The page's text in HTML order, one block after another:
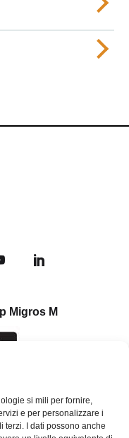
si mili per fornire,
e per personalizzare i
terzi. I dati possono anche
Migros M